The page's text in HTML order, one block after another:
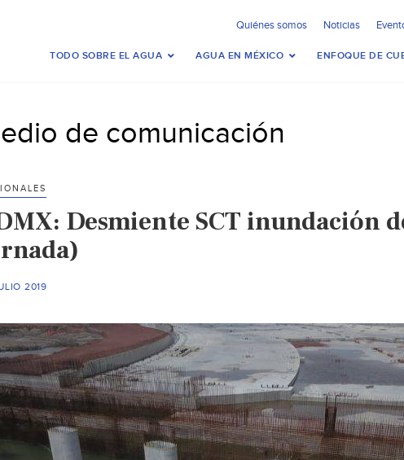
Quiénes somos Noticias
TODO SOBRE EL AGUA AGUA EN MÉXICO ENFOQUE DE
de comunicación
Desmiente SCT inundación
2019